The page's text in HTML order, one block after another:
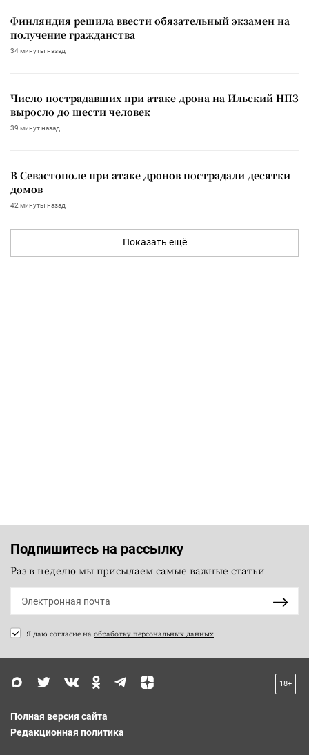
Финляндия решила ввести обязательный экзамен на
получение гражданства
34 минуты назад
Число пострадавших при атаке дрона на Ильский НПЗ
выросло до шести человек
39 минут назад
В Севастополе при атаке дронов пострадали десятки
домов
42 минуты назад
Показать ещё
Подпишитесь на рассылку
Раз в неделю мы присылаем самые важные статьи
Я даю согласие на обработку персональных данных
18+
Полная версия сайта
Редакционная политика